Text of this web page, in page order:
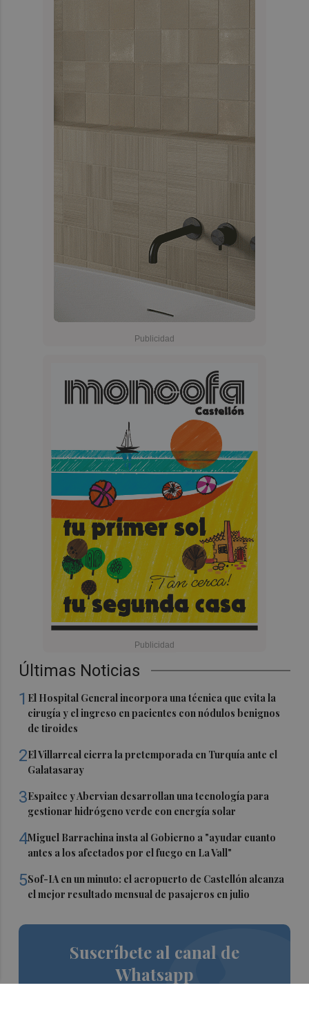
Últimas Noticias
1 El Hospital General incorpora una técnica que evita la
cirugía y el ingreso en pacientes con nódulos benignos
de tiroides
2El Villarreal cierra la pretemporada en Turquía ante el
Galatasaray
3Espaitec y Abervian desarrollan una tecnología para
gestionar hidrógeno verde con energía solar
4Miguel Barrachina insta al Gobierno a "ayudar cuanto
antes a los afectados por el fuego en La Vall"
5Sof-IA en un minuto: el aeropuerto de Castellón alcanza
el mejor resultado mensual de pasajeros en julio
Suscríbete al canal de
Whatsapp